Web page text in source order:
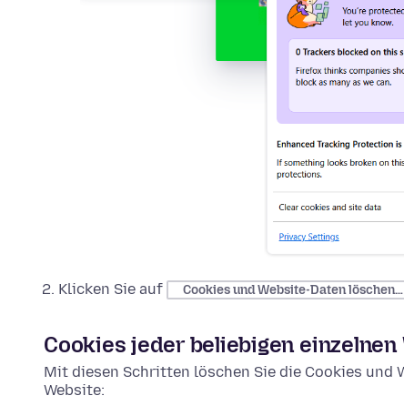
Klicken Sie auf Cookies und Website-Daten löschen…
Cookies jeder beliebigen
Mit diesen Schritten löschen Sie die Cookies und
Website: